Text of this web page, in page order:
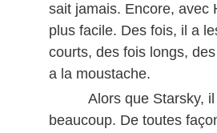
sait jamais. Encore, avec
plus facile. Des fois, il a
courts, des fois longs,
a la moustache.
Alors que Starsky,
beaucoup. De toutes